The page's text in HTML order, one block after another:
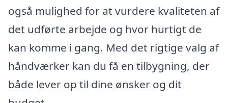
også mulighed for at vurdere kvaliteten af
det udførte arbejde og hvor hurtigt de
kan komme i gang. Med det rigtige valg af
håndværker kan du få en tilbygning, der
både lever op til dine ønsker og dit